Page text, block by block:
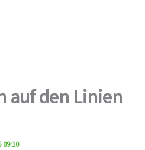
auf den Linien
09:10